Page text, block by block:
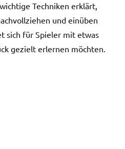
Techniken erklärt,
und einüben
sich für Spieler mit etwas
gezielt erlernen möchten.